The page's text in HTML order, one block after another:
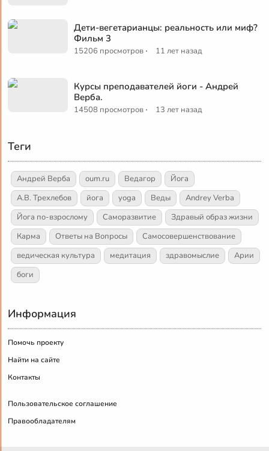
Дети-вегетарианцы: реальность или миф?
Фильм 3
15206 просмотров · 11 лет назад
Курсы преподавателей йоги - Андрей
Верба.
14508 просмотров · 13 лет назад
Теги
Андрей Верба oum.ru Ведагор
Йога
А.В. Трехлебов
йога yoga Веды
Andrey Verba
Йога по-взрослому
Саморазвитие
Здравый образ жизни
Карма
Ответы на Вопросы
Самосовершенствование
ведическая культура
медитация здравомыслие
Арии
боги
Информация
Помочь проекту
Найти на сайте
Контакты
Пользовательское соглашение
Правообладателям